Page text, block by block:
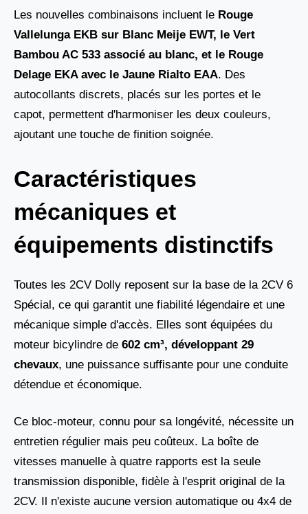
Les nouvelles combinaisons incluent le Rouge
Vallelunga EKB sur Blanc Meije EWT, le Vert
Bambou AC 533 associé au blanc, et le Rouge
Delage EKAavec le Jaune Rialto EAA. Des
autocollants discrets, placés sur les portes et le
capot, permettent d'harmoniser les deux couleurs,
ajoutant une touche de finition soignée.
Caractéristiques
mécaniques et
équipements distinctifs
Toutes les 2CV Dolly reposent sur la base de la 2CV 6
Spécial, ce qui garantit une fiabilité légendaire et une
mécanique simple d'accès. Elles sont équipées du
moteur bicylindre de 602 cm³, développant 29
chevaux, une puissance suffisante pour une conduite
détendue et économique.
Ce bloc-moteur, connu pour sa longévité, nécessite un
entretien régulier mais peu coûteux. La boîte de
vitesses manuelle à quatre rapports est la seule
transmission disponible, fidèle à l'esprit original de la
2CV. Il n'existe aucune version automatique ou 4x4 de